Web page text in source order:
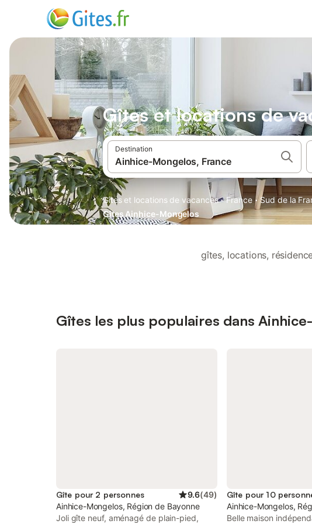
Gîtes et locations de
Destination
Gîtes et locations de vacances · France · Sud de la
Gîtes Ainhice-Mongelos
gîtes, locations,
Gîtes les plus populaires dans
Gîte pour 2 personnes 9.6(49)
Ainhice-Mongelos, Région de Bayonne
Joli gîte neuf, aménagé de plain-pied,
Gîte pour 10
Ainhice-Mongelos,
Belle maison